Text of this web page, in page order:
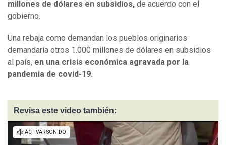
millones de dólares en subsidios, de acuerdo con el
gobierno.
Una rebaja como demandan los pueblos originarios
demandaría otros 1.000 millones de dólares en subsidios
al país, en una crisis económica agravada por la
pandemia de covid-19.
Revisa este video también: